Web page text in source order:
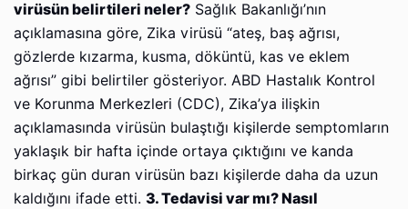
virüsün belirtileri neler? Sağlık Bakanlığı’nın
açıklamasına göre, Zika virüsü “ateş, baş ağrısı,
gözlerde kızarma, kusma, döküntü, kas ve eklem
ağrısı” gibi belirtiler gösteriyor. ABD Hastalık Kontrol
ve Korunma Merkezleri (CDC), Zika’ya ilişkin
açıklamasında virüsün bulaştığı kişilerde semptomların
yaklaşık bir hafta içinde ortaya çıktığını ve kanda
birkaç gün duran virüsün bazı kişilerde daha da uzun
kaldığını ifade etti. 3. Tedavisi var mı? Nasıl